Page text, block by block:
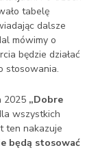
tabelę
dalsze
mówimy o
będzie działać
stosowania.
2025 „Dobre
wszystkich
ten nakazuje
będą stosować